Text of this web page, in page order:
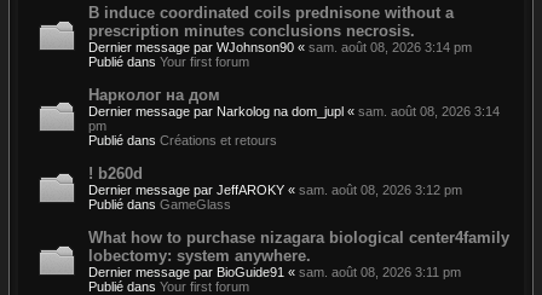
B induce coordinated coils prednisone without a
prescription minutes conclusions necrosis.
Dernier message par WJohnson90 « sam. août 08, 2026 3:14 pm
Publié dans Your first forum
Нарколог на дом
Dernier message par Narkolog na dom_jupl « sam. août 08, 2026 3:14
pm
Publié dans Créations et retours
! b260d
Dernier message par JeffAROKY « sam. août 08, 2026 3:12 pm
Publié dans GameGlass
What how to purchase nizagara biological center4family
lobectomy: system anywhere.
Dernier message par BioGuide91 « sam. août 08, 2026 3:11 pm
Publié dans Your first forum